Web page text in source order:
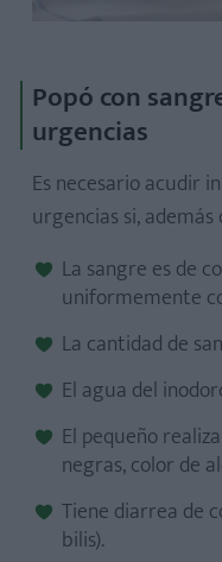
Popó con
urgencias
Es necesario acudir
urgencias si,
La sangre es de
uniformemente
La cantidad de
El agua del
El pequeño
negras, color de
Tiene diarrea de
bilis).